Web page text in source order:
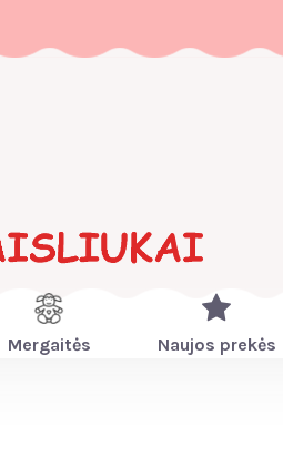
Mergaitės Naujos prekės